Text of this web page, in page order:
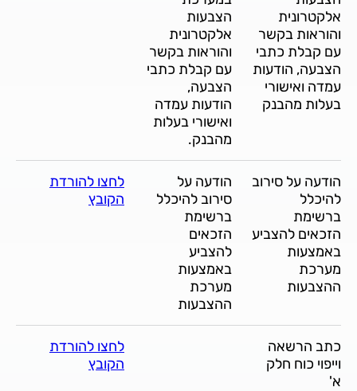
אלקטרונית
והוראות בקשר
עם קבלת כתבי
הצבעה, הודעות
עמדה ואישורי
בעלות מהבנק
הצבעות
אלקטרונית
והוראות בקשר
עם קבלת כתבי
הצבעה,
הודעות עמדה
ואישורי בעלות
מהבנק.
הודעה על סירוב
להיכלל
ברשימת
הזכאים להצביע
באמצעות
מערכת
ההצבעות
הודעה על
סירוב להיכלל
ברשימת
הזכאים
להצביע
באמצעות
מערכת
ההצבעות
לחצו להורדת
הקובץ
כתב הרשאה
וייפוי כוח חלק
א'
לחצו להורדת
הקובץ